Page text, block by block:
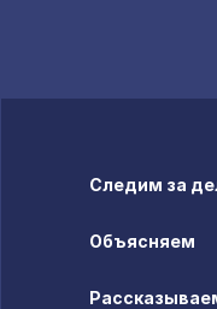
Следим за
Объясняем